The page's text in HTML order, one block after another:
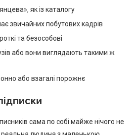
як із каталогу
звичайних побутових кадрів
та безособові
або вони виглядають такими ж
або взагалі порожнє
сама по собі майже нічого не